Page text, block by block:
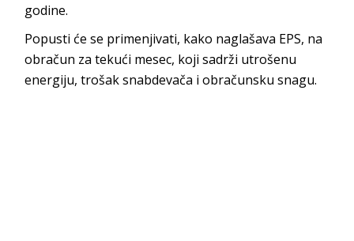
godine.
Popusti će se primenjivati, kako naglašava EPS, na
obračun za tekući mesec, koji sadrži utrošenu
energiju, trošak snabdevača i obračunsku snagu.